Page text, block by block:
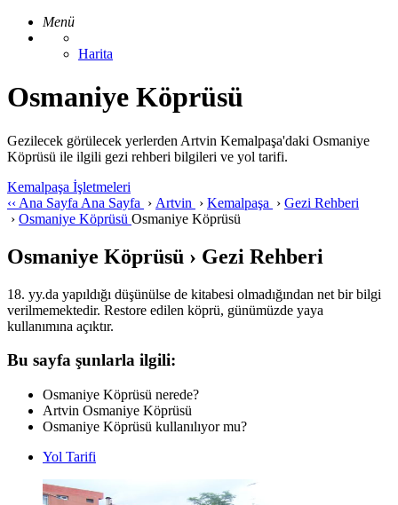
Menü
Harita
Osmaniye Köprüsü
Gezilecek görülecek yerlerden Artvin Kemalpaşa'daki Osmaniye
Köprüsü ile ilgili gezi rehberi bilgileri ve yol tarifi.
Kemalpaşa İşletmeleri
‹‹ Ana Sayfa Ana Sayfa › Artvin › Kemalpaşa › Gezi Rehberi
› Osmaniye Köprüsü Osmaniye Köprüsü
Osmaniye Köprüsü › Gezi Rehberi
18. yy.da yapıldığı düşünülse de kitabesi olmadığından net bir bilgi
verilmemektedir. Restore edilen köprü, günümüzde yaya
kullanımına açıktır.
Bu sayfa şunlarla ilgili:
Osmaniye Köprüsü nerede?
Artvin Osmaniye Köprüsü
Osmaniye Köprüsü kullanılıyor mu?
Yol Tarifi